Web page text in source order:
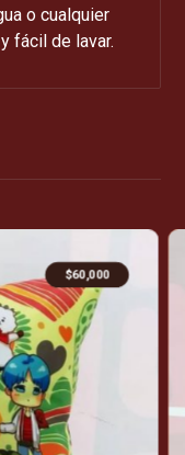
o cualquier
fácil de lavar.
$60,000